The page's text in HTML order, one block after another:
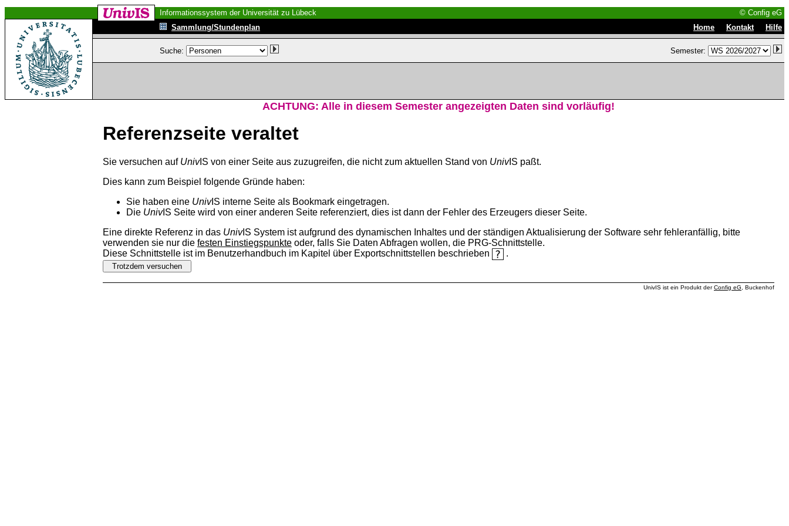
Informationssystem der Universität zu Lübeck
© Config eG
Sammlung/Stundenplan
Home Kontakt Hilfe
Suche: Semester:
ACHTUNG: Alle in diesem Semester angezeigten Daten sind vorläufig!
Referenzseite veraltet
Sie versuchen auf UnivIS von einer Seite aus zuzugreifen, die nicht zum aktuellen Stand von UnivIS paßt.
Dies kann zum Beispiel folgende Gründe haben:
Sie haben eine UnivIS interne Seite als Bookmark eingetragen.
Die UnivIS Seite wird von einer anderen Seite referenziert, dies ist dann der Fehler des Erzeugers dieser Seite.
Eine direkte Referenz in das UnivIS System ist aufgrund des dynamischen Inhaltes und der ständigen Aktualisierung der Software sehr fehleranfällig, bitte
verwenden sie nur die festen Einstiegspunkte oder, falls Sie Daten Abfragen wollen, die PRG-Schnittstelle.
Diese Schnittstelle ist im Benutzerhandbuch im Kapitel über Exportschnittstellen beschrieben
.
UnivIS ist ein Produkt derConfig eG , Buckenhof